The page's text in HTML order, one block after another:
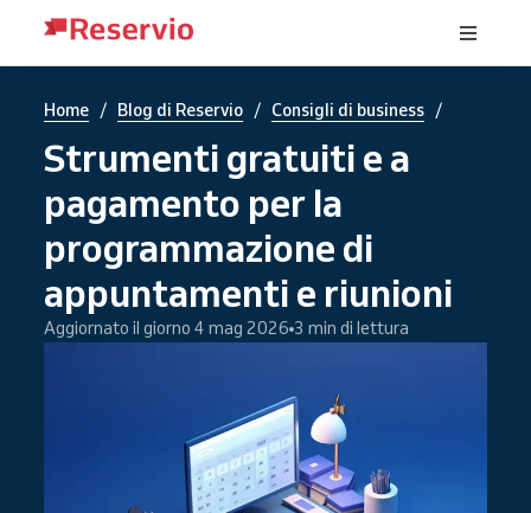
Home / Blog di Reservio / Consigli di business /
Strumenti gratuiti e a
pagamento per la
programmazione di
appuntamenti e riunioni
Aggiornato il giorno 4 mag 2026 3 min di lettura